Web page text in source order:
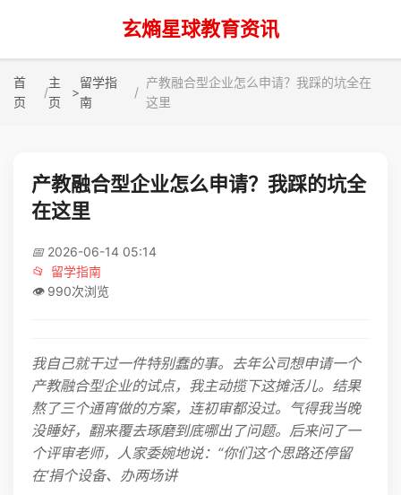
玄熵星球教育资讯
首
页
主
页
>
留学指
南
产教融合型企业怎么申请？我踩的坑全在
这里
产教融合型企业怎么申请？我踩的坑全
在这里
📅 2026-06-14 05:14
📂 留学指南
👁️ 990次浏览
我自己就干过一件特别蠢的事。去年公司想申请一个
产教融合型企业的试点，我主动揽下这摊活儿。结果
熬了三个通宵做的方案，连初审都没过。气得我当晚
没睡好，翻来覆去琢磨到底哪出了问题。后来问了一
个评审老师，人家委婉地说：“你们这个思路还停留
在‘捐个设备、办两场讲